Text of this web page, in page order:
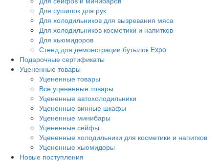
Для сушилок для рук
Для холодильников для вызревания мяса
Для холодильников косметики и напитков
Для хьюмидоров
Стенд для демонстрации бутылок Expo
Подарочные сертификаты
Уцененные товары
Уцененные товары
Все уцененные товары
Уцененные автохолодильники
Уцененные винные шкафы
Уцененные минибары
Уцененные сейфы
Уцененные холодильники для косметики и напитков
Уцененные хьюмидоры
Новые поступления